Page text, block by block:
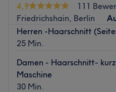
4,9
111
Friedrichshain, Berlin
Herren -Haarschnitt
25 Min.
Damen - Haarschnitt-
Maschine
30 Min.